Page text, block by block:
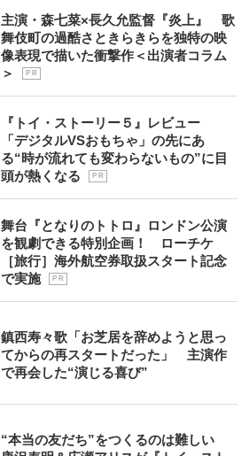
主演・森七菜×長久允監督『炎上』 歌
舞伎町の過酷さときらきらを独特の映
像表現で描いた衝撃作＜出演者コラム
＞
P R
『トイ・ストーリー５』レビュー
「デジタルVSおもちゃ」の先にあ
る“時が流れても変わらないもの”に目
頭が熱くなる
P R
舞台『となりのトトロ』ロンドン公演
を観劇できる特別企画！ ローチケ
［旅行］海外航空券取扱スタート記念
で実施
P R
鎮西寿々歌「お芝居を辞めようと思っ
てからの再スタートだった」 主演作
で再会した“演じる喜び”
“本当の友だち”をつくるのは難しい